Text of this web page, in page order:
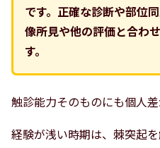
です。正確な診断や部位
像所見や他の評価と合わ
す。
触診能力そのものにも個人差
経験が浅い時期は、棘突起